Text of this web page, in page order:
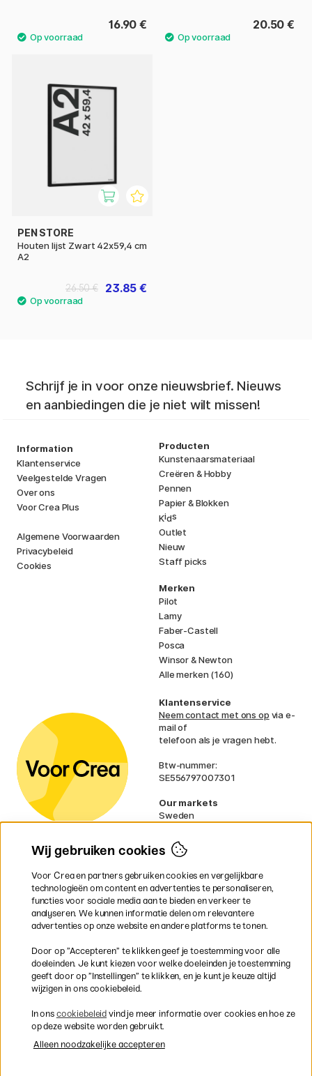
16.90 € 20.50 €
PEN STORE
Houten lijst Zwart 42x59,4 cm
A2
23.85 €
26.50 €
Schrijf je in voor onze nieuwsbrief. Nieuws
en aanbiedingen die je niet wilt missen!
Information
Klantenservice
Veelgestelde Vragen
Over ons
Voor Crea Plus
Algemene Voorwaarden
Privacybeleid
Cookies
Producten
Kunstenaarsmateriaal
Creëren & Hobby
Pennen
Papier & Blokken
Kids
Outlet
Nieuw
Staff picks
Merken
Pilot
Lamy
Faber-Castell
Posca
Winsor & Newton
Alle merken (160)
Klantenservice
Neem contact met ons op via e-
mail of
telefoon als je vragen hebt.
Btw-nummer:
SE556797007301
Our markets
Sweden
Denmark
Finland
Ireland
Germany
UK
EU
gelden voor volumineuze producten.
Snel en veilig met creditcard of iDEAL
Wij gebruiken cookies
Voor Crea en partners gebruiken cookies en vergelijkbare
technologieën om content en advertenties te personaliseren,
functies voor sociale media aan te bieden en verkeer te
analyseren. We kunnen informatie delen om relevantere
advertenties op onze website en andere platforms te tonen.
Door op ”Accepteren” te klikken geef je toestemming voor alle
doeleinden. Je kunt kiezen voor welke doeleinden je toestemming
geeft door op ”Instellingen” te klikken, en je kunt je keuze altijd
wijzigen in ons cookiebeleid.
In ons cookiebeleid vind je meer informatie over cookies en hoe ze
op deze website worden gebruikt.
Alleen noodzakelijke accepteren